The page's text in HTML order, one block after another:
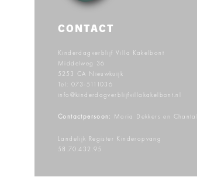
CONTACT
Kinderdagverblijf Villa Kakelbont
Middelweg 36
5253 CA Nieuwkuijk
Tel: 073-5111036
info@kinderdagverblijfvillakakelbont.nl
Contactpersoon: Maria Dekkers en
Landelijk Register Kinderopvang
58.70.432.95